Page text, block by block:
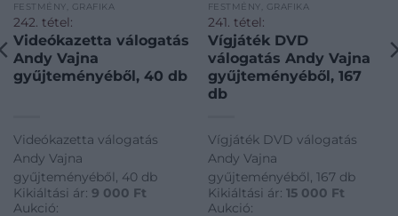
FESTMÉNY, GRAFIKA
242. tétel:
Videókazetta válogatás
Andy Vajna
gyűjteményéből, 40 db
Videókazetta válogatás
Andy Vajna
gyűjteményéből, 40 db
Kikiáltási ár: 9 000 Ft
Aukció:
FESTMÉNY, GRAFIKA
241. tétel:
Vígjáték DVD
válogatás Andy Vajna
gyűjteményéből, 167
db
Vígjáték DVD válogatás
Andy Vajna
gyűjteményéből, 167 db
Kikiáltási ár: 15 000 Ft
Aukció: